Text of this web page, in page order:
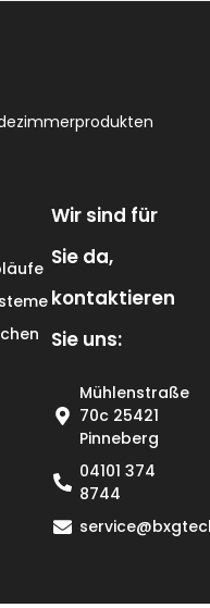
Wir sind für
Sie da,
kontaktieren
Sie uns:
Mühlenstraße
70c 25421
Pinneberg
04101 374
8744